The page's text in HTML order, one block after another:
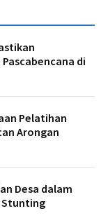
di
Pelatihan
Arongan
Desa dalam
Stunting